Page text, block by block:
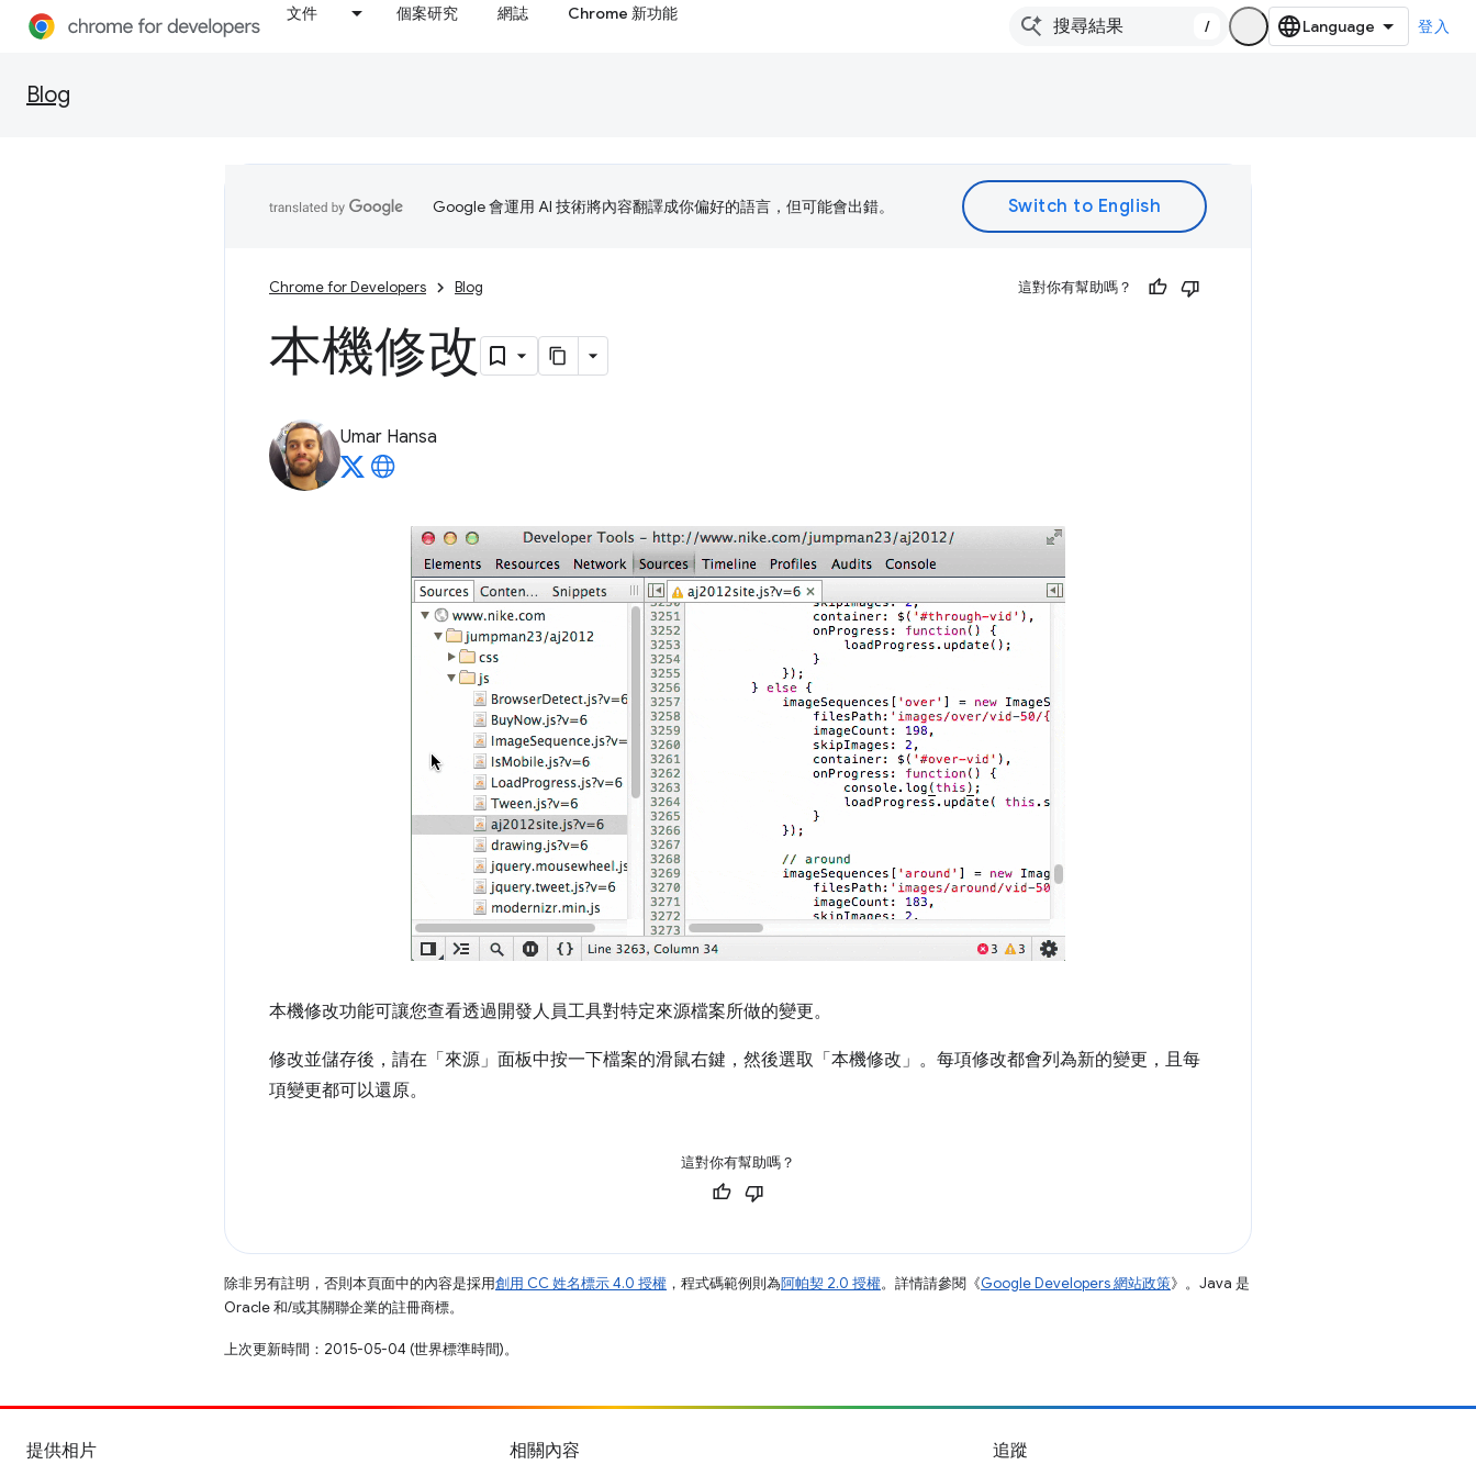
文件 個案研究 網誌 Chrome 新功能
/ 登入
Blog
Google 會運用 AI 技術將內容翻譯成你偏好的語言，但可能會出錯。
Chrome for Developers Blog 這對你有幫助嗎？
本機修改
Umar Hansa
本機修改功能可讓您查看透過開發人員工具對特定來源檔案所做的變更。
修改並儲存後，請在「來源」面板中按一下檔案的滑鼠右鍵，然後選取「本機修改」。每項修改都會列為新的變更，且每
項變更都可以還原。
這對你有幫助嗎？
除非另有註明，否則本頁面中的內容是採用創用 CC 姓名標示 4.0 授權 ，程式碼範例則為阿帕契 2.0 授權。詳情請參閱《Google Developers 網站政策》。Java 是
Oracle 和/或其關聯企業的註冊商標。
上次更新時間：2015-05-04 (世界標準時間)。
提供相片 相關內容 追蹤